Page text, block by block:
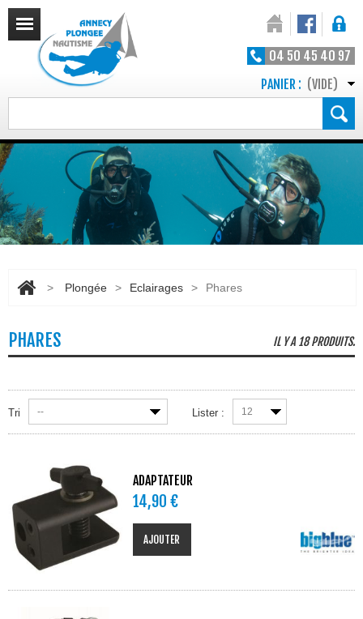
04 50 45 40 97
PANIER : (VIDE)
> Plongée > Eclairages > Phares
PHARES IL Y A 18 PRODUITS.
Tri -- Lister : 12
ADAPTATEUR
14,90 €
AJOUTER